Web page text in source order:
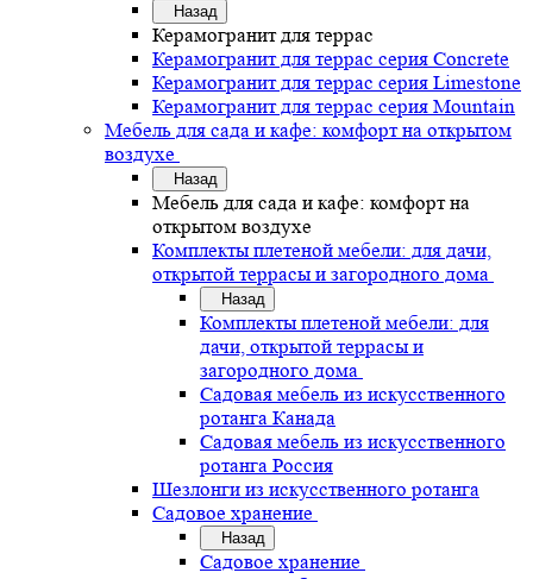
Назад
Керамогранит для террас
Керамогранит для террас серия Concrete
Керамогранит для террас серия Limestone
Керамогранит для террас серия Mountain
Мебель для сада и кафе: комфорт на открытом
воздухе
Назад
Мебель для сада и кафе: комфорт на
открытом воздухе
Комплекты плетеной мебели: для дачи,
открытой террасы и загородного дома
Назад
Комплекты плетеной мебели: для
дачи, открытой террасы и
загородного дома
Садовая мебель из искусственного
ротанга Канада
Садовая мебель из искусственного
ротанга Россия
Шезлонги из искусственного ротанга
Садовое хранение
Назад
Садовое хранение